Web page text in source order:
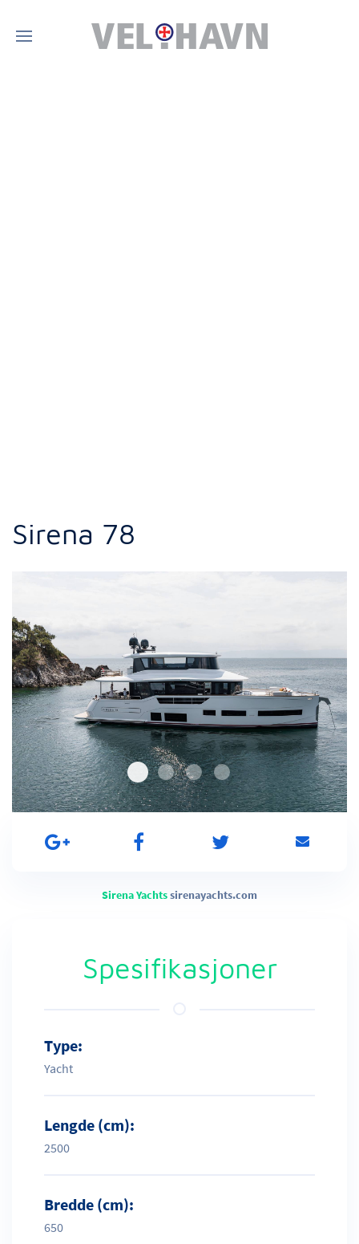
Sirena 78
Sirena Yachtssirenayachts.com
Spesifikasjoner
Type:
Yacht
Lengde (cm):
2500
Bredde (cm):
650